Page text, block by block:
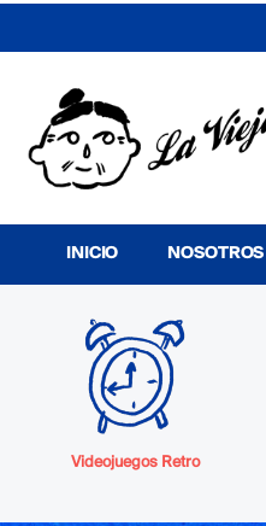
INICIO NOSOTROS
Videojuegos Retro